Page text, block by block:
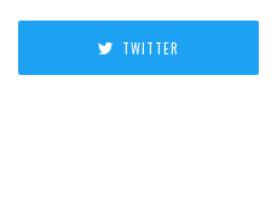
TWITTER